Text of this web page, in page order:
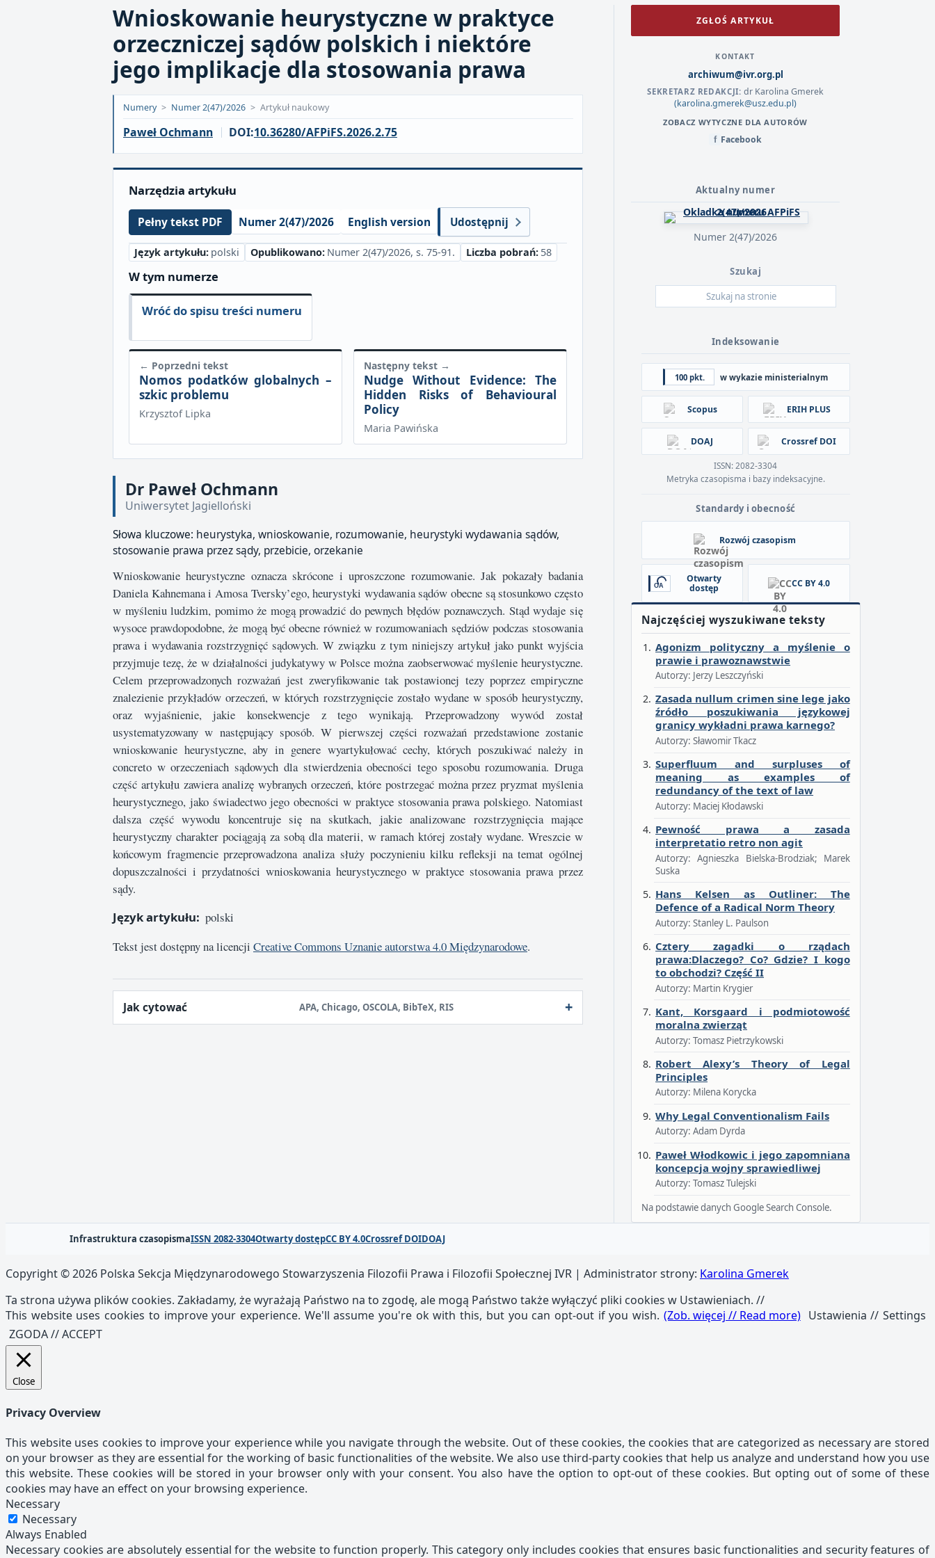
Wnioskowanie heurystyczne w praktyce
orzeczniczej sądów polskich i niektóre
jego implikacje dla stosowania prawa
Opublikowano:
2026-
06-
25
Numery > Numer 2(47)/2026 > Artykuł naukowy
Paweł Ochmann DOI:10.36280/AFPiFS.2026.2.75
Narzędzia artykułu
Pełny tekst PDF Numer 2(47)/2026 English version Udostępnij
Język artykułu: polski Opublikowano: Numer 2(47)/2026, s. 75-91. Liczba pobrań: 58
W tym numerze
Wróć do spisu treści numeru
← Poprzedni tekst
Nomos podatków globalnych –
szkic problemu
Krzysztof Lipka
Następny tekst →
Nudge Without Evidence: The
Hidden Risks of Behavioural
Policy
Maria Pawińska
Dr Paweł Ochmann
Uniwersytet Jagielloński
Słowa kluczowe: heurystyka, wnioskowanie, rozumowanie, heurystyki wydawania sądów,
stosowanie prawa przez sądy, przebicie, orzekanie
Wnioskowanie heurystyczne oznacza skrócone i uproszczone rozumowanie. Jak pokazały badania
Daniela Kahnemana i Amosa Tversky’ego, heurystyki wydawania sądów obecne są stosunkowo często
w myśleniu ludzkim, pomimo że mogą prowadzić do pewnych błędów poznawczych. Stąd wydaje się
wysoce prawdopodobne, że mogą być obecne również w rozumowaniach sędziów podczas stosowania
prawa i wydawania rozstrzygnięć sądowych. W związku z tym niniejszy artykuł jako punkt wyjścia
przyjmuje tezę, że w działalności judykatywy w Polsce można zaobserwować myślenie heurystyczne.
Celem przeprowadzonych rozważań jest zweryfikowanie tak postawionej tezy poprzez empiryczne
znalezienie przykładów orzeczeń, w których rozstrzygnięcie zostało wydane w sposób heurystyczny,
oraz wyjaśnienie, jakie konsekwencje z tego wynikają. Przeprowadzony wywód został
usystematyzowany w następujący sposób. W pierwszej części rozważań przedstawione zostanie
wnioskowanie heurystyczne, aby in genere wyartykułować cechy, których poszukiwać należy in
concreto w orzeczeniach sądowych dla stwierdzenia obecności tego sposobu rozumowania. Druga
część artykułu zawiera analizę wybranych orzeczeń, które postrzegać można przez pryzmat myślenia
heurystycznego, jako świadectwo jego obecności w praktyce stosowania prawa polskiego. Natomiast
dalsza część wywodu koncentruje się na skutkach, jakie analizowane rozstrzygnięcia mające
heurystyczny charakter pociągają za sobą dla materii, w ramach której zostały wydane. Wreszcie w
końcowym fragmencie przeprowadzona analiza służy poczynieniu kilku refleksji na temat ogólnej
dopuszczalności i przydatności wnioskowania heurystycznego w praktyce stosowania prawa przez
sądy.
Język artykułu: polski
Tekst jest dostępny na licencji Creative Commons Uznanie autorstwa 4.0 Międzynarodowe.
Jak cytować APA, Chicago, OSCOLA, BibTeX, RIS
ZGŁOŚ ARTYKUŁ
KONTAKT
archiwum@ivr.org.pl
SEKRETARZ REDAKCJI: dr Karolina Gmerek
(karolina.gmerek@usz.edu.pl)
ZOBACZ WYTYCZNE DLA AUTORÓW
f Facebook
Aktualny numer
Numer 2(47)/2026
Indeksowanie
100 pkt. w wykazie ministerialnym
Scopus ERIH PLUS
DOAJ Crossref DOI
ISSN: 2082-3304
Metryka czasopisma i bazy indeksacyjne.
Standardy i obecność
Rozwój czasopism
Otwarty
dostęp
CC BY 4.0
Najczęściej wyszukiwane teksty
Agonizm polityczny a myślenie o
prawie i prawoznawstwie
Autorzy: Jerzy Leszczyński
Zasada nullum crimen sine lege jako
źródło poszukiwania językowej
granicy wykładni prawa karnego?
Autorzy: Sławomir Tkacz
Superfluum and surpluses of
meaning as examples of
redundancy of the text of law
Autorzy: Maciej Kłodawski
Pewność prawa a zasada
interpretatio retro non agit
Autorzy: Agnieszka Bielska-Brodziak; Marek
Suska
Hans Kelsen as Outliner: The
Defence of a Radical Norm Theory
Autorzy: Stanley L. Paulson
Cztery zagadki o rządach
prawa:Dlaczego? Co? Gdzie? I kogo
to obchodzi? Część II
Autorzy: Martin Krygier
Kant, Korsgaard i podmiotowość
moralna zwierząt
Autorzy: Tomasz Pietrzykowski
Robert Alexy’s Theory of Legal
Principles
Autorzy: Milena Korycka
Why Legal Conventionalism Fails
Autorzy: Adam Dyrda
Paweł Włodkowic i jego zapomniana
koncepcja wojny sprawiedliwej
Autorzy: Tomasz Tulejski
Na podstawie danych Google Search Console.
Szukaj
Infrastruktura czasopismaISSN 2082-3304Otwarty dostępCC BY 4.0Crossref DOIDOAJ
Copyright © 2026 Polska Sekcja Międzynarodowego Stowarzyszenia Filozofii Prawa i Filozofii Społecznej IVR | Administrator strony: Karolina Gmerek
Ta strona używa plików cookies. Zakładamy, że wyrażają Państwo na to zgodę, ale mogą Państwo także wyłączyć pliki cookies w Ustawieniach. //
This website uses cookies to improve your experience. We'll assume you're ok with this, but you can opt-out if you wish. (Zob. więcej // Read more) Ustawienia // Settings
ZGODA // ACCEPT
Close
Privacy Overview
This website uses cookies to improve your experience while you navigate through the website. Out of these cookies, the cookies that are categorized as necessary are stored
on your browser as they are essential for the working of basic functionalities of the website. We also use third-party cookies that help us analyze and understand how you use
this website. These cookies will be stored in your browser only with your consent. You also have the option to opt-out of these cookies. But opting out of some of these
cookies may have an effect on your browsing experience.
Necessary
Necessary
Always Enabled
Necessary cookies are absolutely essential for the website to function properly. This category only includes cookies that ensures basic functionalities and security features of